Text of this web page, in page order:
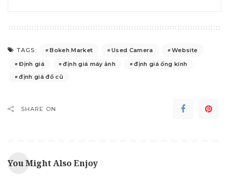
TAGS: Bokeh Market Used Camera
Website
Định giá
định giá máy ảnh
định giá ống kính
định giá đồ cũ
SHARE ON
You Might Also Enjoy